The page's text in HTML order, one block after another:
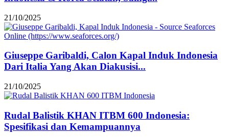
21/10/2025
Giuseppe Garibaldi, Calon Kapal Induk Indonesia
Dari Italia Yang Akan Diakusisi...
21/10/2025
Rudal Balistik KHAN ITBM 600 Indonesia:
Spesifikasi dan Kemampuannya